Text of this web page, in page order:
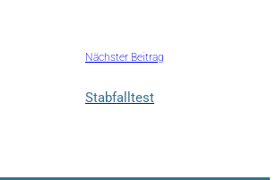
Nächster Beitrag
Stabfalltest